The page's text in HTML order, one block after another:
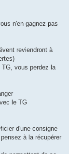
n'en gagnez pas
reviendront à
vous perdez la
le TG
d'une consigne
à la récupérer